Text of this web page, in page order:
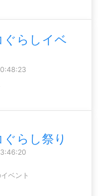
らしイベ
らし祭り
ベント